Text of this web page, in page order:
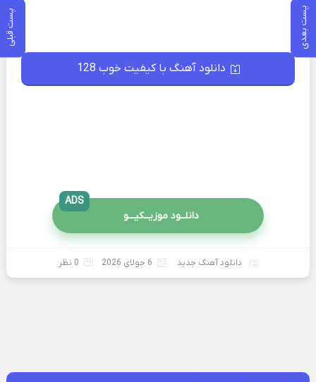
پست بعدی پست قبلی
دانلود آهنگ با کیفیت خوب 128
دانلــود موزیــکیـــو
ADS
دانلود آهنگ جدید 6 جولای 2026 0 نظر